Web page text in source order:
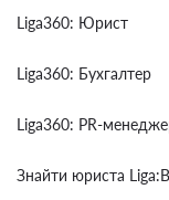
Liga360: Юрист
Liga360: Бухгалтер
Liga360: PR-
Знайти юриста